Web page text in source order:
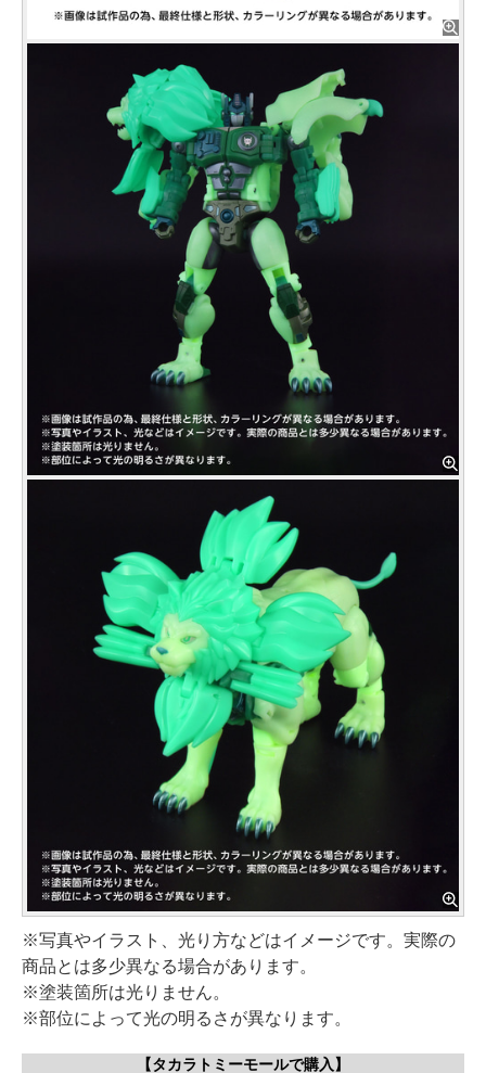
※写真やイラスト、光り方などはイメージです。実際の
商品とは多少異なる場合があります。
※塗装箇所は光りません。
※部位によって光の明るさが異なります。
【タカラトミーモールで購入】